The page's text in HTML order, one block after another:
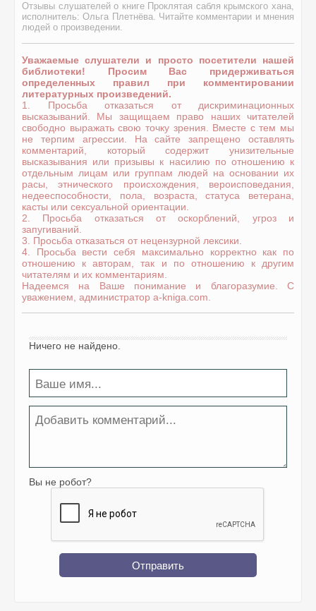
Отзывы слушателей о книге Проклятая сабля крымского хана,
исполнитель: Ольга Плетнёва. Читайте комментарии и мнения
людей о произведении.
Уважаемые слушатели и просто посетители нашей
библиотеки! Просим Вас придерживаться
определенных правил при комментировании
литературных произведений.
1. Просьба отказаться от дискриминационных
высказываний. Мы защищаем право наших читателей
свободно выражать свою точку зрения. Вместе с тем мы
не терпим агрессии. На сайте запрещено оставлять
комментарий, который содержит унизительные
высказывания или призывы к насилию по отношению к
отдельным лицам или группам людей на основании их
расы, этнического происхождения, вероисповедания,
недееспособности, пола, возраста, статуса ветерана,
касты или сексуальной ориентации.
2. Просьба отказаться от оскорблений, угроз и
запугиваний.
3. Просьба отказаться от нецензурной лексики.
4. Просьба вести себя максимально корректно как по
отношению к авторам, так и по отношению к другим
читателям и их комментариям.
Надеемся на Ваше понимание и благоразумие. С
уважением, администратор a-kniga.com.
Ничего не найдено.
Вы не робот?
Отправить